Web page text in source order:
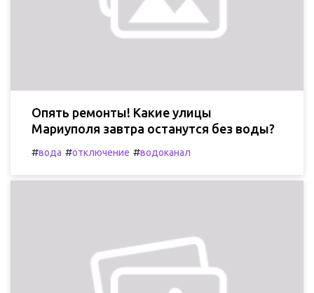
Опять ремонты! Какие улицы
Мариуполя завтра останутся без воды?
#вода #отключение #водоканал